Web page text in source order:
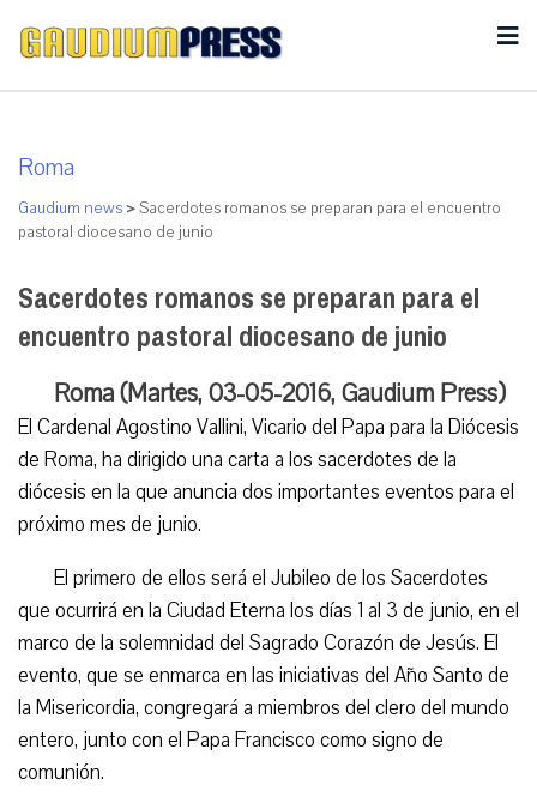
Roma
Gaudium news >Sacerdotes romanos se preparan para el encuentro
pastoral diocesano de junio
Sacerdotes romanos se preparan para el
encuentro pastoral diocesano de junio
Roma (Martes, 03-05-2016, Gaudium Press)
El Cardenal Agostino Vallini, Vicario del Papa para la Diócesis
de Roma, ha dirigido una carta a los sacerdotes de la
diócesis en la que anuncia dos importantes eventos para el
próximo mes de junio.
El primero de ellos será el Jubileo de los Sacerdotes
que ocurrirá en la Ciudad Eterna los días 1 al 3 de junio, en el
marco de la solemnidad del Sagrado Corazón de Jesús. El
evento, que se enmarca en las iniciativas del Año Santo de
la Misericordia, congregará a miembros del clero del mundo
entero, junto con el Papa Francisco como signo de
comunión.